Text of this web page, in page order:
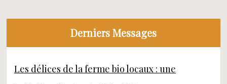
Derniers Messages
Les délices de la ferme bio locaux : une